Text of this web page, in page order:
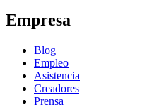
Empresa
Blog
Empleo
Asistencia
Creadores
Prensa